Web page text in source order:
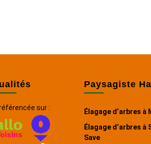
sur :
Paysagiste
Élagage d’arbres à
Élagage d’arbres
Save